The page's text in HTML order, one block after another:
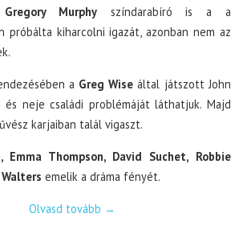
Gregory Murphy színdarabíró is a a
próbálta kiharcolni igazát, azonban nem az
a Greg Wise által játszott John
és neje családi problémáját láthatjuk. Majd
karjaiban talál vigaszt.
Emma Thompson, David Suchet, Robbie
emelik a dráma fényét.
Olvasd tovább →